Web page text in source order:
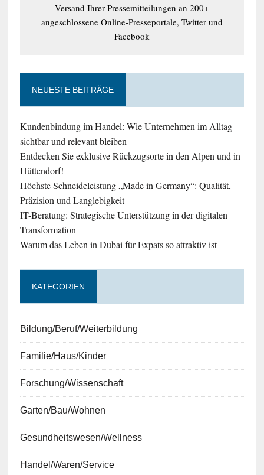
Versand Ihrer Pressemitteilungen an 200+
angeschlossene Online-Presseportale, Twitter und
Facebook
NEUESTE BEITRÄGE
Kundenbindung im Handel: Wie Unternehmen im Alltag
sichtbar und relevant bleiben
Entdecken Sie exklusive Rückzugsorte in den Alpen und in
Hüttendorf!
Höchste Schneideleistung „Made in Germany“: Qualität,
Präzision und Langlebigkeit
IT-Beratung: Strategische Unterstützung in der digitalen
Transformation
Warum das Leben in Dubai für Expats so attraktiv ist
KATEGORIEN
Bildung/Beruf/Weiterbildung
Familie/Haus/Kinder
Forschung/Wissenschaft
Garten/Bau/Wohnen
Gesundheitswesen/Wellness
Handel/Waren/Service